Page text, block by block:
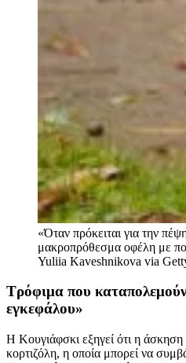
«Όταν πρόκειται για την
μακροπρόθεσμα οφέλη με
Yuliia Kaveshnikova via
Τρόφιμα που
εγκεφάλου»
Η Κουγιάφσκι εξηγεί ότι η
κορτιζόλη, η οποία μπορεί να